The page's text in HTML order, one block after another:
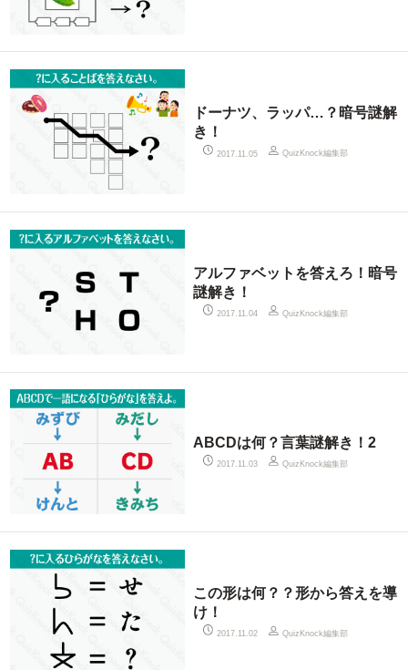
ドーナツ、ラッパ…？暗号謎解
き！
2017.11.05 QuizKnock編集部
アルファベットを答えろ！暗号
謎解き！
2017.11.04 QuizKnock編集部
ABCDは何？言葉謎解き！2
2017.11.03 QuizKnock編集部
この形は何？？形から答えを導
け！
2017.11.02 QuizKnock編集部